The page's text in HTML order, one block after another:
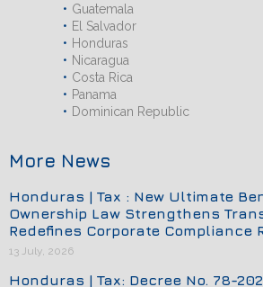
Guatemala
El Salvador
Honduras
Nicaragua
Costa Rica
Panama
Dominican Republic
More News
Honduras | Tax : New Ultimate
Ownership Law Strengthens
Redefines Corporate Compliance
13 July, 2026
Honduras | Tax: Decree No. 78-